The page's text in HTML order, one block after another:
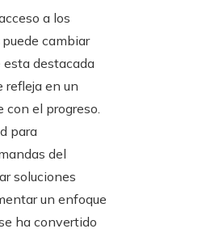
a los
cambiar
esta destacada
refleja en un
el progreso.
para
del
soluciones
un enfoque
ha convertido